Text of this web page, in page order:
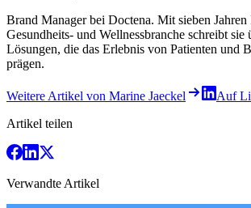
Brand Manager bei Doctena. Mit sieben
Gesundheits- und Wellnessbranche schreibt sie
Lösungen, die das Erlebnis von Patienten und
prägen.
Weitere Artikel von Marine Jaeckel
Auf
Artikel teilen
Verwandte Artikel